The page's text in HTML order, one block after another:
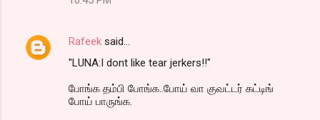
Rafeek said…
"LUNA:I dont like tear jerkers!!"
போங்க தம்பி போங்க..போய் வா குவட்டர் கட்டிங்
போய் பாருங்க.